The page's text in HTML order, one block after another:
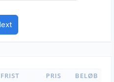
PRIS BELØB